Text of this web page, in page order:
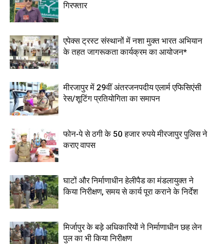
गिरफ्तार
एपेक्स ट्रस्ट संस्थानों में नशा मुक्त भारत अभियान
के तहत जागरूकता कार्यक्रम का आयोजन*
मीरजापुर में 29वीं अंतरजनपदीय एलार्म एफिसिएंसी
रेस/शूटिंग प्रतियोगिता का समापन
फोन-पे से ठगी के 50 हजार रुपये मीरजापुर पुलिस ने
कराए वापस
घाटों और निर्माणाधीन हेलीपैड का मंडलायुक्त ने
किया निरीक्षण, समय से कार्य पूरा कराने के निर्देश
मिर्जापुर के बड़े अधिकारियों ने निर्माणाधीन छह लेन
पुल का भी किया निरीक्षण